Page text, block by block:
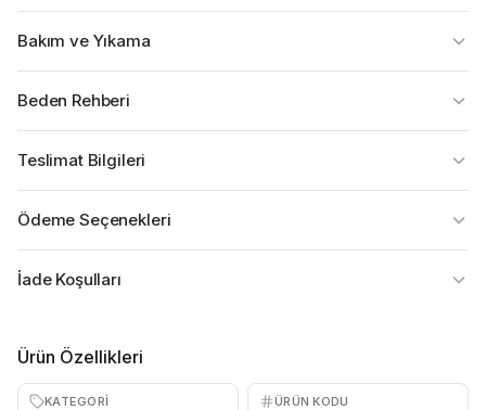
Bakım ve Yıkama
Beden Rehberi
Teslimat Bilgileri
Ödeme Seçenekleri
İade Koşulları
Ürün Özellikleri
KATEGORI ÜRÜN KODU